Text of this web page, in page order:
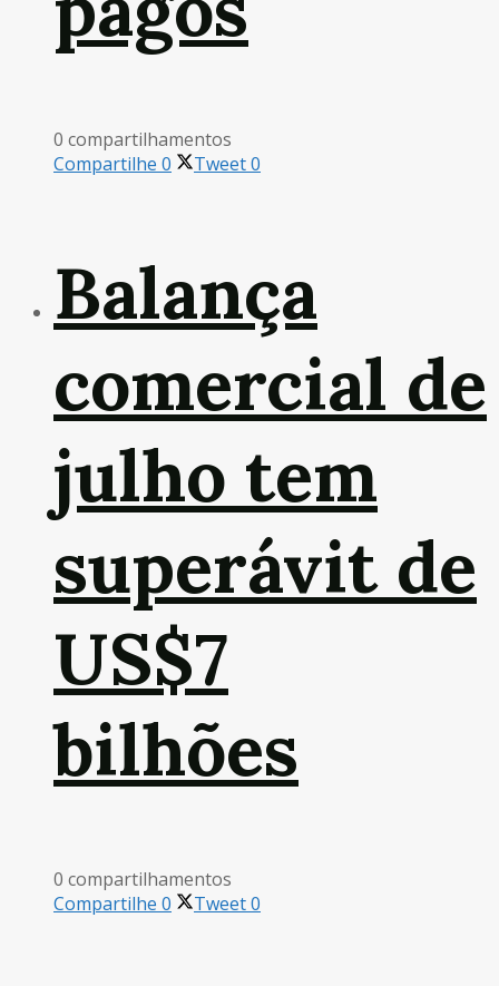
0 compartilhamentos
Compartilhe 0 Tweet0
Balança
comercial de
julho tem
superávit de
US$7
bilhões
0 compartilhamentos
Compartilhe 0 Tweet0